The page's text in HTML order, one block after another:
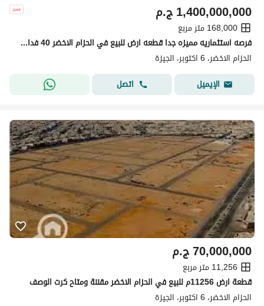
ج.م1,400,000,000
168,000 متر مربع
فرصه استثماريه مميزه جدا قطعه ارض للبيع في الحزام الاخضر 40 فدان حوض واحد بوابه واحد
الحزام الاخضر، 6 اكتوبر، الجيزة
الإيميل
اتصل
ج.م70,000,000
11,256 متر مربع
قطعة ارض 11256م للبيع في الحزام الاخضر مقننة ومتاح كرت الوصف
الحزام الاخضر، 6 اكتوبر، الجيزة